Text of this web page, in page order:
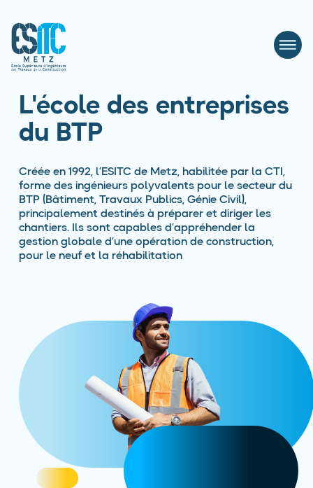
L'école des entreprises
du BTP
Créée en 1992, l’ESITC de Metz, habilitée par la CTI,
forme des ingénieurs polyvalents pour le secteur du
BTP (Bâtiment, Travaux Publics, Génie Civil),
principalement destinés à préparer et diriger les
chantiers. Ils sont capables d’appréhender la
gestion globale d’une opération de construction,
pour le neuf et la réhabilitation